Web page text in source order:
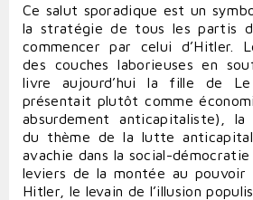
Ce salut sporadique est un
la stratégie de tous les partis
commencer par celui d’Hitler.
des couches laborieuses en
livre aujourd’hui la fille de
présentait plutôt comme
absurdement anticapitaliste), la
du thème de la lutte
avachie dans la social-
leviers de la montée au pouvoir
Hitler, le levain de l’illusion